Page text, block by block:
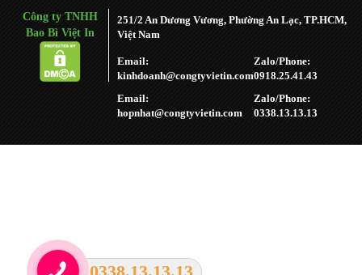
Công ty TNHH
Bao Bì Việt In
251/2 An Dương Vương, Phường An Lạc, TP.HCM,
Việt Nam
Email:
kinhdoanh@congtyvietin.com
Email:
hopnhat@congtyvietin.com
Zalo/Phone:
0918.25.41.43
Zalo/Phone:
0338.13.13.13